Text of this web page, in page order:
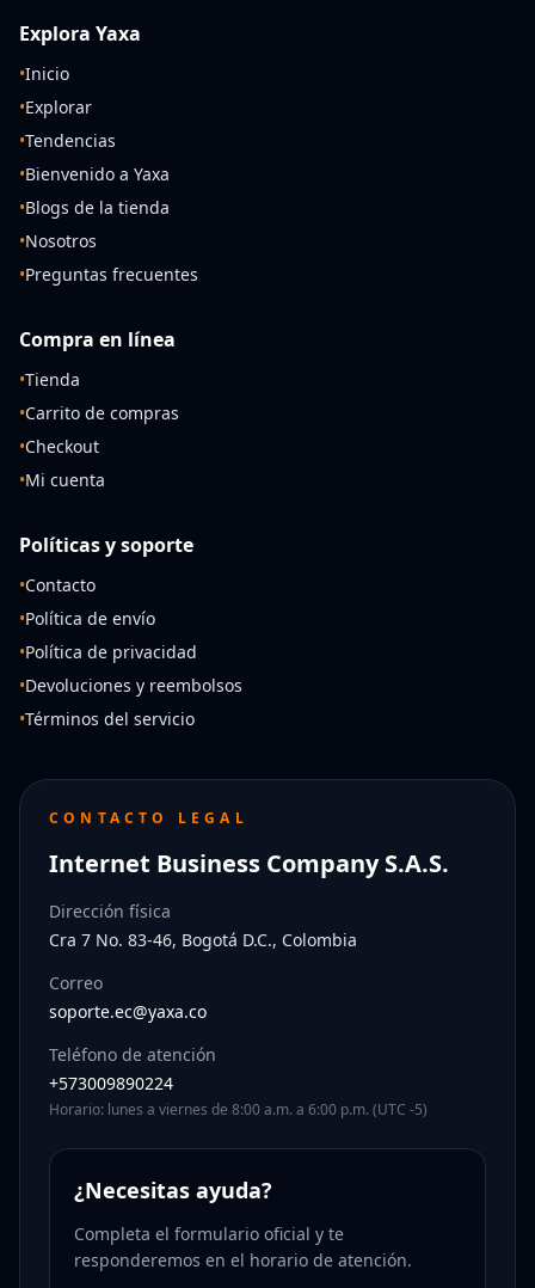
Explora Yaxa
•Inicio
•Explorar
•Tendencias
•Bienvenido a Yaxa
•Blogs de la tienda
•Nosotros
•Preguntas frecuentes
Compra en línea
•Tienda
•Carrito de compras
•Checkout
•Mi cuenta
Políticas y soporte
•Contacto
•Política de envío
•Política de privacidad
•Devoluciones y reembolsos
•Términos del servicio
CONTACTO LEGAL
Internet Business Company S.A.S.
Dirección física
Cra 7 No. 83-46, Bogotá D.C., Colombia
Correo
soporte.ec@yaxa.co
Teléfono de atención
+573009890224
Horario: lunes a viernes de 8:00 a.m. a 6:00 p.m. (UTC -5)
¿Necesitas ayuda?
Completa el formulario oficial y te
responderemos en el horario de atención.